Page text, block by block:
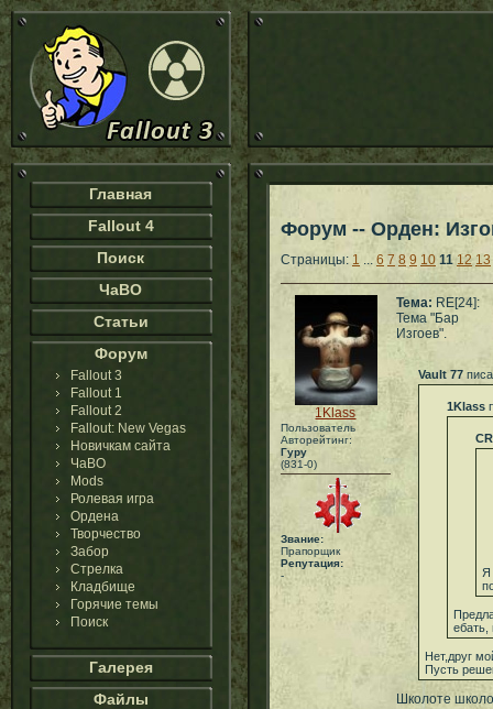
Главная
Fallout 4
Поиск
ЧаВО
Статьи
Форум
Fallout 3
Fallout 1
Fallout 2
Fallout: New Vegas
Новичкам сайта
ЧаВО
Mods
Ролевая игра
Ордена
Творчество
Забор
Стрелка
Кладбище
Горячие темы
Поиск
Галерея
Файлы
Форум -- Орден:
Страницы: 1 ... 6 7 8 9 10 11 12 13
1Klass
Пользователь
Авторейтинг:
Гуру
(831-0)
Звание:
Прапорщик
Репутация:
-
Тема: RE[24]:
Тема "Бар
Изгоев".
Vault 77
1Klass
Я
ебать,
Нет,друг
Пусть
Школоте